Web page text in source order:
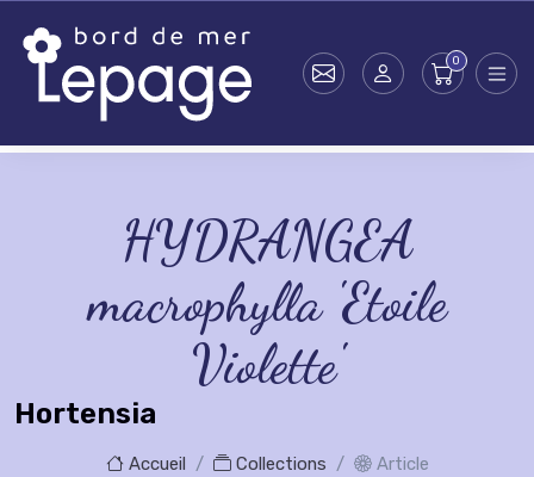
HYDRANGEA
macrophylla 'Etoile
Violette'
Hortensia
Accueil Collections Article